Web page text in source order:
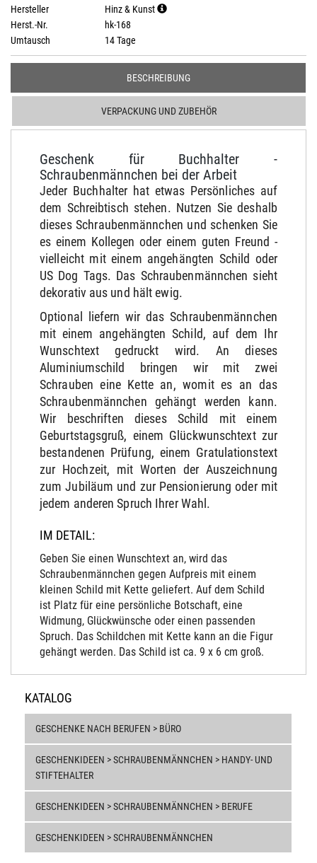
Hersteller
Hinz & Kunst
Herst.-Nr.
hk-168
Umtausch
14 Tage
BESCHREIBUNG
VERPACKUNG UND ZUBEHÖR
Geschenk für Buchhalter -
Schraubenmännchen bei der Arbeit
Jeder Buchhalter hat etwas Persönliches auf
dem Schreibtisch stehen. Nutzen Sie deshalb
dieses Schraubenmännchen und schenken Sie
es einem Kollegen oder einem guten Freund -
vielleicht mit einem angehängten Schild oder
US Dog Tags. Das Schraubenmännchen sieht
dekorativ aus und hält ewig.
Optional liefern wir das Schraubenmännchen
mit einem angehängten Schild, auf dem Ihr
Wunschtext gedruckt wird. An dieses
Aluminiumschild bringen wir mit zwei
Schrauben eine Kette an, womit es an das
Schraubenmännchen gehängt werden kann.
Wir beschriften dieses Schild mit einem
Geburtstagsgruß, einem Glückwunschtext zur
bestandenen Prüfung, einem Gratulationstext
zur Hochzeit, mit Worten der Auszeichnung
zum Jubiläum und zur Pensionierung oder mit
jedem anderen Spruch Ihrer Wahl.
IM DETAIL:
Geben Sie einen Wunschtext an, wird das
Schraubenmännchen gegen Aufpreis mit einem
kleinen Schild mit Kette geliefert. Auf dem Schild
ist Platz für eine persönliche Botschaft, eine
Widmung, Glückwünsche oder einen passenden
Spruch. Das Schildchen mit Kette kann an die Figur
gehängt werden. Das Schild ist ca. 9 x 6 cm groß.
KATALOG
GESCHENKE NACH BERUFEN > BÜRO
GESCHENKIDEEN > SCHRAUBENMÄNNCHEN > HANDY- UND
STIFTEHALTER
GESCHENKIDEEN > SCHRAUBENMÄNNCHEN > BERUFE
GESCHENKIDEEN > SCHRAUBENMÄNNCHEN